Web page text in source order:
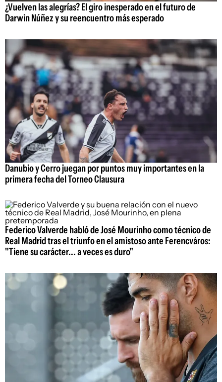
¿Vuelven las alegrías? El giro inesperado en el futuro de
Darwin Núñez y su reencuentro más esperado
Danubio y Cerro juegan por puntos muy importantes en la
primera fecha del Torneo Clausura
Federico Valverde habló de José Mourinho como técnico de
Real Madrid tras el triunfo en el amistoso ante Ferencváros:
"Tiene su carácter... a veces es duro"